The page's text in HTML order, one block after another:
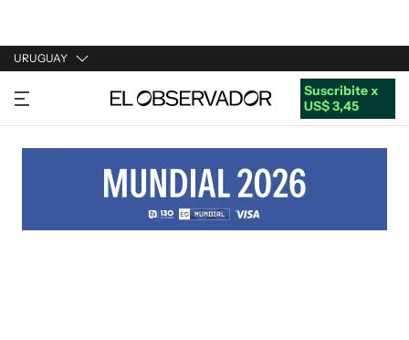
URUGUAY
URUGUAY
ARGENTINA
ESTADOS UNIDOS
Suscribite x
US$ 3,45